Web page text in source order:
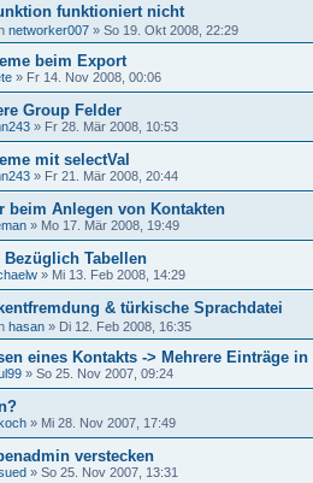
funktioniert nicht
networker007 » So 19. Okt 2008, 22:29
beim Export
» Fr 14. Nov 2008, 00:06
Group Felder
» Fr 28. Mär 2008, 10:53
mit selectVal
» Fr 21. Mär 2008, 20:44
beim Anlegen von Kontakten
» Mo 17. Mär 2008, 19:49
Bezüglich Tabellen
» Mi 13. Feb 2008, 14:29
& türkische Sprachdatei
hasan » Di 12. Feb 2008, 16:35
eines Kontakts -> Mehrere Einträge in
» So 25. Nov 2007, 09:24
» Mi 28. Nov 2007, 17:49
verstecken
» So 25. Nov 2007, 13:31